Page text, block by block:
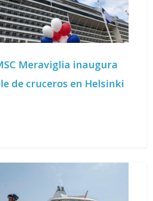
Meraviglia inaugura
de cruceros en Helsinki